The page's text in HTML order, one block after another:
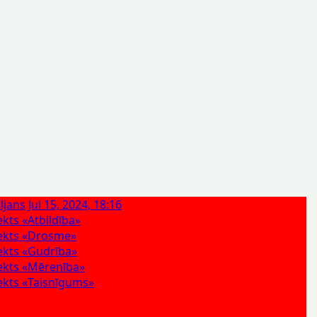
Jul 15, 2024, 18:16
«Atbildība»
«Drosme»
«Gudrība»
«Mērenība»
«Taisnīgums»